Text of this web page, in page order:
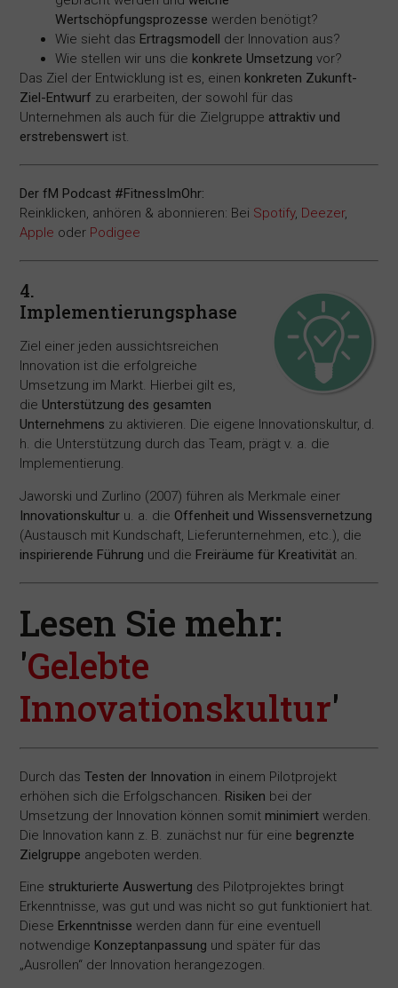
Wertschöpfungsprozesse werden benötigt?
Wie sieht das Ertragsmodell der Innovation aus?
Wie stellen wir uns die konkrete Umsetzung vor?
Das Ziel der Entwicklung ist es, einen konkreten Zukunft-
Ziel-Entwurf zu erarbeiten, der sowohl für das
Unternehmen als auch für die Zielgruppe attraktiv und
erstrebenswert ist.
Der fM Podcast #FitnessImOhr:
Reinklicken, anhören & abonnieren: Bei Spotify, Deezer,
Apple oder Podigee
4.
Implementierungsphase
Ziel einer jeden aussichtsreichen
Innovation ist die erfolgreiche
Umsetzung im Markt. Hierbei gilt es,
die Unterstützung des gesamten
Unternehmens zu aktivieren. Die eigene Innovationskultur, d.
h. die Unterstützung durch das Team, prägt v. a. die
Implementierung.
Jaworski und Zurlino (2007) führen als Merkmale einer
Innovationskultur u. a. die Offenheit und Wissensvernetzung
(Austausch mit Kundschaft, Lieferunternehmen, etc.), die
inspirierende Führung und die Freiräume für Kreativität an.
Lesen Sie mehr:
'Gelebte
Innovationskultur'
Durch dasTesten der Innovation in einem Pilotprojekt
erhöhen sich die Erfolgschancen. Risiken bei der
Umsetzung der Innovation können somit minimiert werden.
Die Innovation kann z. B. zunächst nur für eine begrenzte
Zielgruppe angeboten werden.
Eine strukturierte Auswertung des Pilotprojektes bringt
Erkenntnisse, was gut und was nicht so gut funktioniert hat.
Diese Erkenntnisse werden dann für eine eventuell
notwendige Konzeptanpassung und später für das
„Ausrollen“ der Innovation herangezogen.